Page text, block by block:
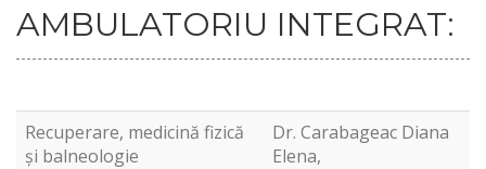
AMBULATORIU INTEGRAT:
Recuperare, medicină fizică
și balneologie
Dr. Carabageac Diana
Elena,